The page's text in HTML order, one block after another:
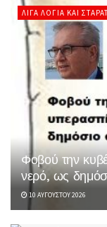
ΛΊΓΑ ΛΌΓΙΑ ΚΑΙ
Φοβού την
νερό, ως
10 ΑΥΓΟΎΣΤΟΥ 2026